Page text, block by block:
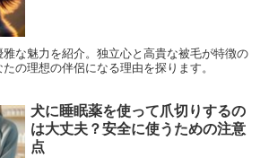
な魅力を紹介。独立心と高貴な被毛が特徴の
たの理想の伴侶になる理由を探ります。
犬に睡眠薬を使って爪切りするの
は大丈夫？安全に使うための注意
点